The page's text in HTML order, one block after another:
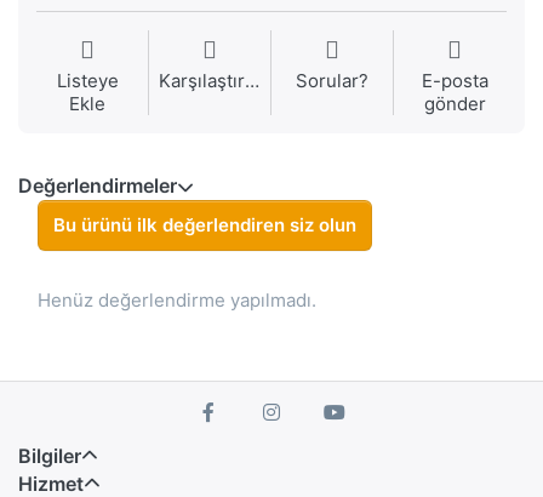
Listeye
Ekle
Karşılaştırma Sorular?
E-posta
gönder
Değerlendirmeler
Bu ürünü ilk değerlendiren siz olun
Henüz değerlendirme yapılmadı.
Bilgiler
Hizmet